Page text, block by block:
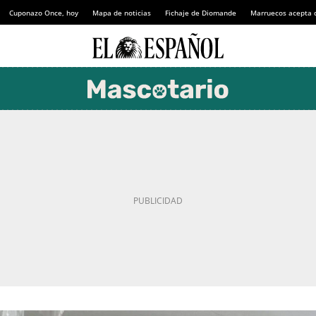
Cuponazo Once, hoy Mapa de noticias Fichaje de Diomande Marruecos acepta